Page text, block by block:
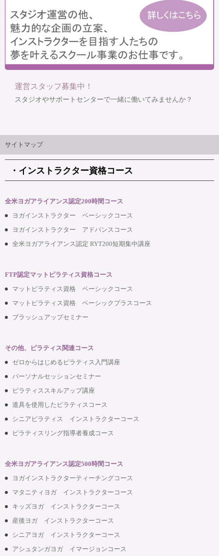
運営スタッフ募集中！
スタジオやサポートセンターで一緒に働いてみませんか？
サイトマップ
・インストラクター資格コース
全米ヨガアライアンス認定200時間コース
ヨガインストラクター ベーシックコース
ヨガインストラクター アドバンスコース
全米ヨガアライアンス認定 RYT200短期集中講座
FTP認定マットピラティス資格コース
マットピラティス資格 ベーシックコース
マットピラティス資格 ベーシックプラスコース
ブラッシュアップセミナー
その他、ピラティス関連コース
ゼロからはじめるピラティス入門講座
パーソナルセッションセミナー
ピラティススキルアップ講座
道具を使用したピラティスコース
シニアピラティス インストラクターコース
ピラティスリング指導者養成コース
全米ヨガアライアンス認定500時間コース
ヨガインストラクターティーチングコース
マタニティヨガ インストラクターコース
キッズヨガ インストラクターコース
産後ヨガ インストラクターコース
シニアヨガ インストラクターコース
アシュタンガヨガ イマージョンコース